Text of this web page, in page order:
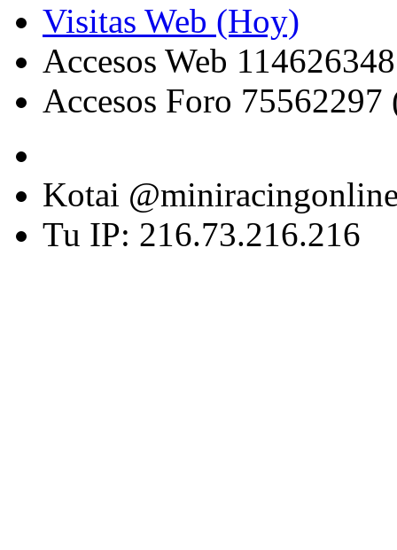
Visitas Web (Hoy)
Accesos Web
Accesos Foro 75562297
Kotai
Tu IP: 216.73.216.216